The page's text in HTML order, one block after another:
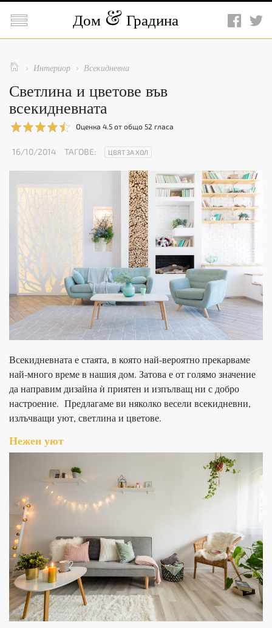
 Дом Градина
  Интериор  Всекидневна
Светлина и цветове във
всекидневната
Оценка 4.5 от общо 52 гласа
16/10/2014 ТАГОВЕ: ЦВЯТ ЗА ХОЛ
Всекидневната е стаята, в която най-вероятно прекарваме
най-много време в нашия дом. Затова е от голямо значение
да направим дизайна ѝ приятен и изпълващ ни с добро
настроение. Предлагаме ви няколко весели всекидневни,
излъчващи уют, светлина и цветове.
Нежен уют